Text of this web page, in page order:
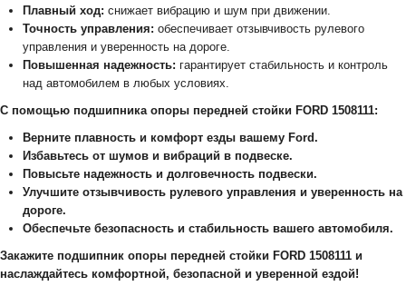
Плавный ход: снижает вибрацию и шум при движении.
Точность управления: обеспечивает отзывчивость рулевого
управления и уверенность на дороге.
Повышенная надежность: гарантирует стабильность и контроль
над автомобилем в любых условиях.
С помощью подшипника опоры передней стойки FORD 1508111:
Верните плавность и комфорт езды вашему Ford.
Избавьтесь от шумов и вибраций в подвеске.
Повысьте надежность и долговечность подвески.
Улучшите отзывчивость рулевого управления и уверенность на
дороге.
Обеспечьте безопасность и стабильность вашего автомобиля.
Закажите подшипник опоры передней стойки FORD 1508111 и
наслаждайтесь комфортной, безопасной и уверенной ездой!